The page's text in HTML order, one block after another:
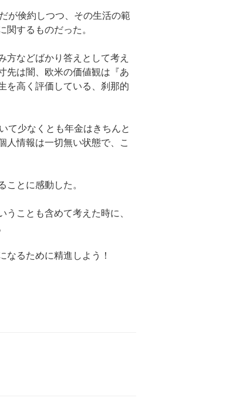
が倹約しつつ、その生活の範
関するものだった。
方などばかり答えとして考え
先は闇、欧米の価値観は『あ
を高く評価している、刹那的
て少なくとも年金はきちんと
人情報は一切無い状態で、こ
ことに感動した。
ことも含めて考えた時に、
なるために精進しよう！